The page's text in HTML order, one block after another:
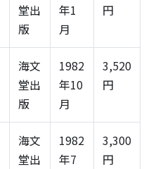
堂出
版
年1
月
円
海文
堂出
版
1982
年10
月
3,520
円
海文
堂出
1982
年7
3,300
円